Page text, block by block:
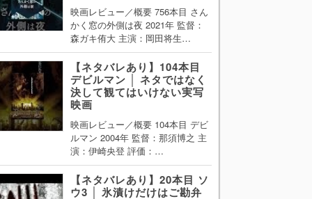
映画レビュー／概要 756本目 さん
かく窓の外側は夜 2021年 監督：
森ガキ侑大 主演：岡田将生…
【ネタバレあり】104本目
デビルマン │ ネタではなく
決して観てはいけない実写
映画
映画レビュー／概要 104本目 デビ
ルマン 2004年 監督：那須博之 主
演：伊崎央登 評価：…
【ネタバレあり】20本目 ソ
ウ3 │ 氷漬けだけはご勘弁